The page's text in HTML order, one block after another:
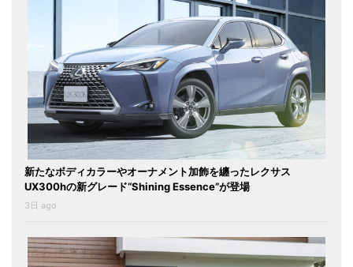
新たなボディカラーやオーナメント加飾を纏ったレクサス
UX300hの新グレード“Shining Essence”が登場
3日 ago